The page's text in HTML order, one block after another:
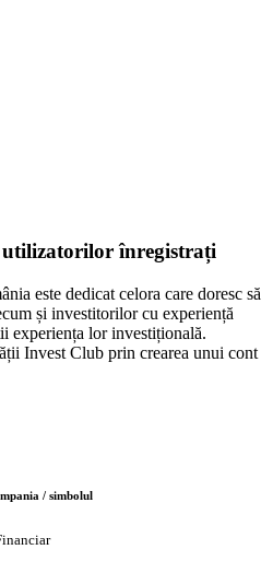
înregistrați
este dedicat celora care doresc să
și investitorilor cu experiență
experiența lor investițională.
Invest Club prin crearea unui cont
/ simbolul